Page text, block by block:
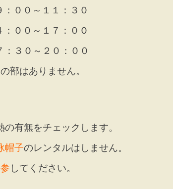
００～１１：３０
００～１７：００
：３０～２０：００
部はありません。
有無をチェックします。
帽子のレンタルはしません。
してください。